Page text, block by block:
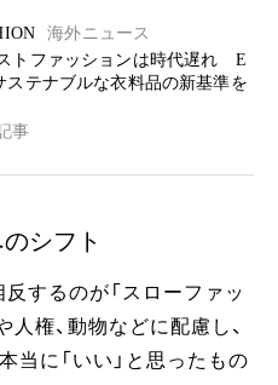
海外ニュース
トファッションは時代遅れ E
ステナブルな衣料品の新基準を
事
シフト
するのが「スローファッ
人権、動物などに配慮し、
当に「いい」と思ったもの